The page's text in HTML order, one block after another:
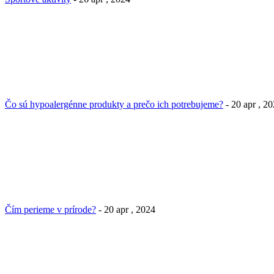
Čo sú hypoalergénne produkty a prečo ich potrebujeme? - 20 apr ,
Čím perieme v prírode? - 20 apr , 2024